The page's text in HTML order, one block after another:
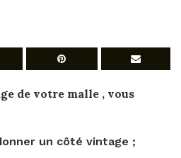
de votre malle , vous
un côté vintage ;